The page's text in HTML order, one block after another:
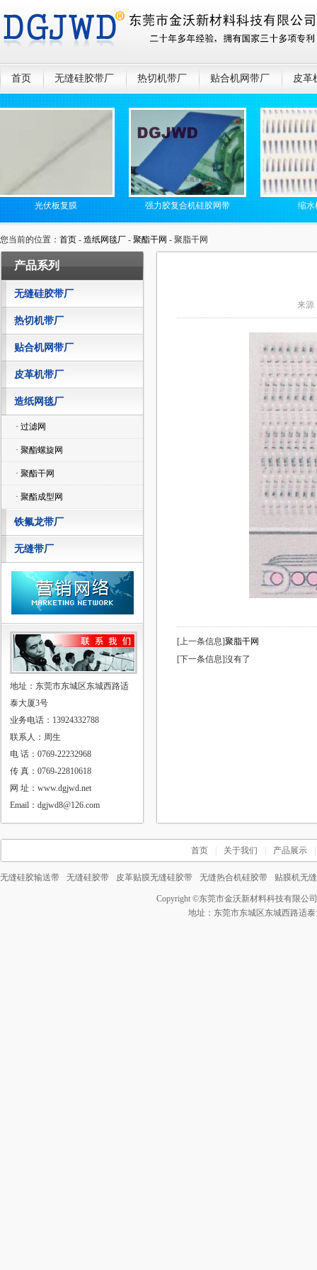
首页 无缝硅胶带厂 热切机带厂 贴合机网带厂 皮革
光伏板复膜 强力胶复合机硅胶网带 缩水
您当前的位置： 首页 - 造纸网毯厂 - 聚酯干网 - 聚脂干网
产品系列
无缝硅胶带厂
热切机带厂
贴合机网带厂
皮革机带厂
造纸网毯厂
· 过滤网
· 聚酯螺旋网
· 聚酯干网
· 聚酯成型网
铁氟龙带厂
无缝带厂
地址：东莞市东城区东城西路适
泰大厦3号
业务电话：13924332788
联系人：周生
电 话：0769-22232968
传 真：0769-22810618
网 址：www.dgjwd.net
Email：dgjwd8@126.com
来源
[上一条信息]聚脂干网
[下一条信息]沒有了
首页 关于我们 产品展示
无缝硅胶输送带 无缝硅胶带 皮革贴膜无缝硅胶带 无缝热合机硅胶带 贴膜机无
Copyright ©东莞市金沃新材料科技有限公司
地址：东莞市东城区东城西路适泰